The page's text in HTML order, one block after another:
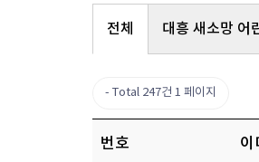
전체 대흥 새소망 어
Total 247건 1 페이지
번호 이